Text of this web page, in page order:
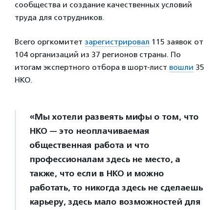
сообщества и создание качественных условий
труда для сотрудников.
Всего оргкомитет зарегистрировал 115 заявок от
104 организаций из 37 регионов страны. По
итогам экспертного отбора в шорт-лист вошли 35
НКО.
«Мы хотели развеять мифы о том, что
НКО — это неоплачиваемая
общественная работа и что
профессионалам здесь не место, а
также, что если в НКО и можно
работать, то никогда здесь не сделаешь
карьеру, здесь мало возможностей для